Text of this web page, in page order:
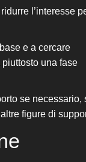
l’interesse
e a cercare
una fase
se necessario,
figure di